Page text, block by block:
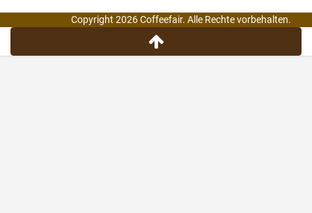
Copyright 2026 Coffeefair. Alle Rechte vorbehalten.